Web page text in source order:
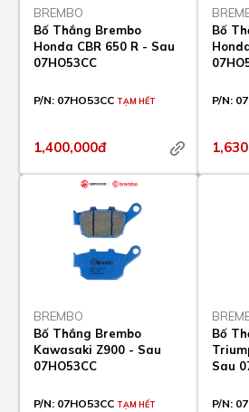
BREMBO
Bố Thắng Brembo
Honda CBR 650 R - Sau
07HO53CC
P/N: 07HO53CC TẠM HẾT
1,400,000đ
Bố
P/N:
BREMBO
Bố Thắng Brembo
Kawasaki Z900 - Sau
07HO53CC
P/N: 07HO53CC TẠM HẾT
Bố
Sau
P/N: